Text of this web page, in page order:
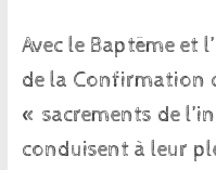
Avec le Baptême et
de la Confirmation
« sacrements de
conduisent à leur